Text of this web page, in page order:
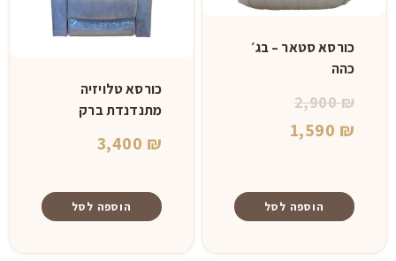
כורסא סטאר – בג׳
כהה
2,900₪
המחיר
המקורי1,590 ₪
1,590 ₪.
הוספה לסל
כורסא טלויזיה
מתנדנדת ברק
3,400 ₪
הוספה לסל